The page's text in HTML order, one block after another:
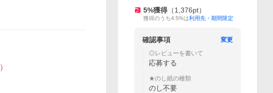
）
5%獲得 （1,376pt）
獲得のうち4.5%は利用先・期間限定
確認事項
変更
◎レビューを書いて
応募する
★のし紙の種類
のし不要